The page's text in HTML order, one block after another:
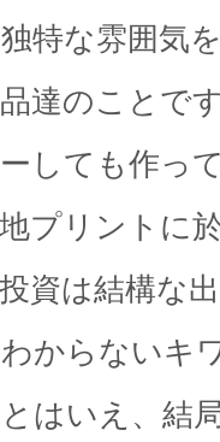
特な雰囲気
達のことで
しても作っ
プリントに
資は結構な
からないキ
はいえ、結